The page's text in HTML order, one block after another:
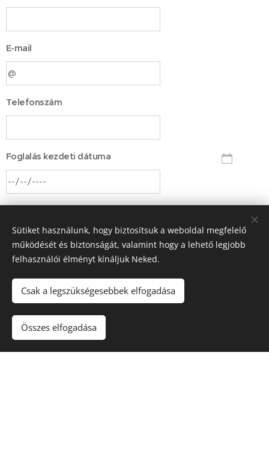
E-mail
Telefonszám
Foglalás kezdeti dátuma
Fő
Üzenet
Sütiket használunk, hogy biztosítsuk a weboldal megfelelő
működését és biztonságát, valamint hogy a lehető legjobb
felhasználói élményt kínáljuk Neked.
Csak a legszükségesebbek elfogadása
Összes elfogadása